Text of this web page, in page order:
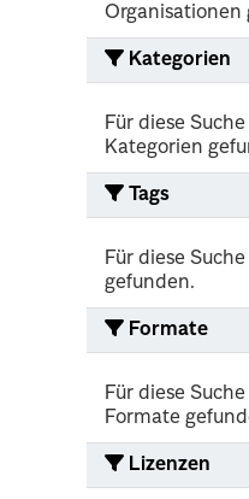
Organisationen
Kategorien
Für diese
Kategorien
Tags
Für diese
gefunden.
Formate
Für diese
Formate
Lizenzen